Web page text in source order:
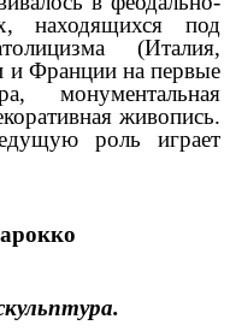
находящихся под
(Италия,
и Франции на первые
монументальная
живопись.
роль играет